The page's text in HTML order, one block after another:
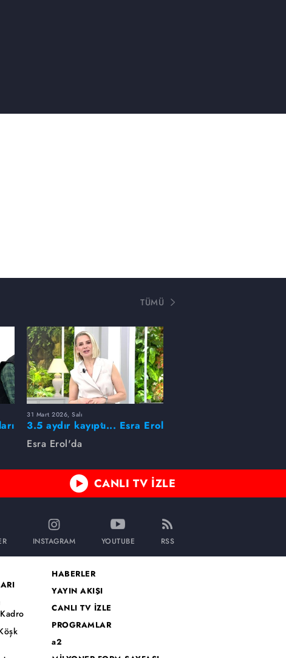
TÜMÜ
31 Mart 2026, Salı
3.5 aydır kayıptı... Esra Erol
buldu!
Esra Erol'da
CANLI TV İZLE
INSTAGRAM YOUTUBE RSS
HABERLER
YAYIN AKIŞI
CANLI TV İZLE
PROGRAMLAR
a2